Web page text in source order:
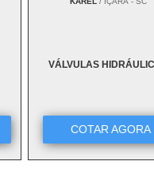
VÁLVULAS
COTAR AGORA